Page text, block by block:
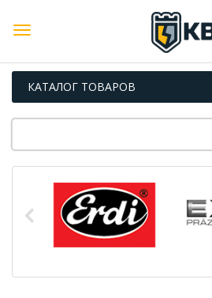
КАТАЛОГ ТОВАРОВ